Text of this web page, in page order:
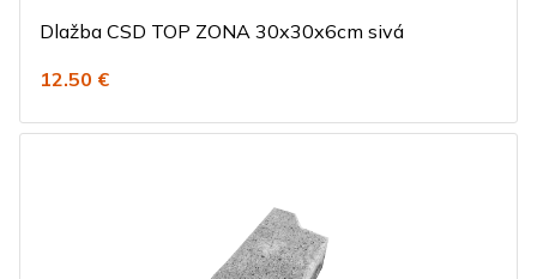
Dlažba CSD TOP ZONA 30x30x6cm sivá
12.50 €